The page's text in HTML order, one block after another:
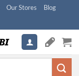
Our Stores
Blog